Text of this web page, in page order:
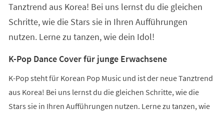
Tanztrend aus Korea! Bei uns lernst du die gleichen
Schritte, wie die Stars sie in Ihren Aufführungen
nutzen. Lerne zu tanzen, wie dein Idol!
K-Pop Dance Cover für junge Erwachsene
K-Pop steht für Korean Pop Music und ist der neue Tanztrend
aus Korea! Bei uns lernst du die gleichen Schritte, wie die
Stars sie in Ihren Aufführungen nutzen. Lerne zu tanzen, wie